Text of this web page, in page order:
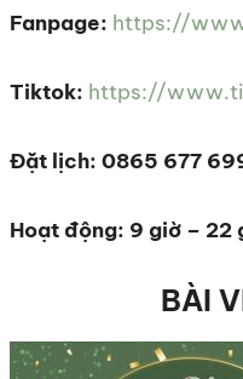
Fanpage: https://
Tiktok: https://
Đặt lịch: 0865 677
Hoạt động: 9 giờ – 22
BÀI